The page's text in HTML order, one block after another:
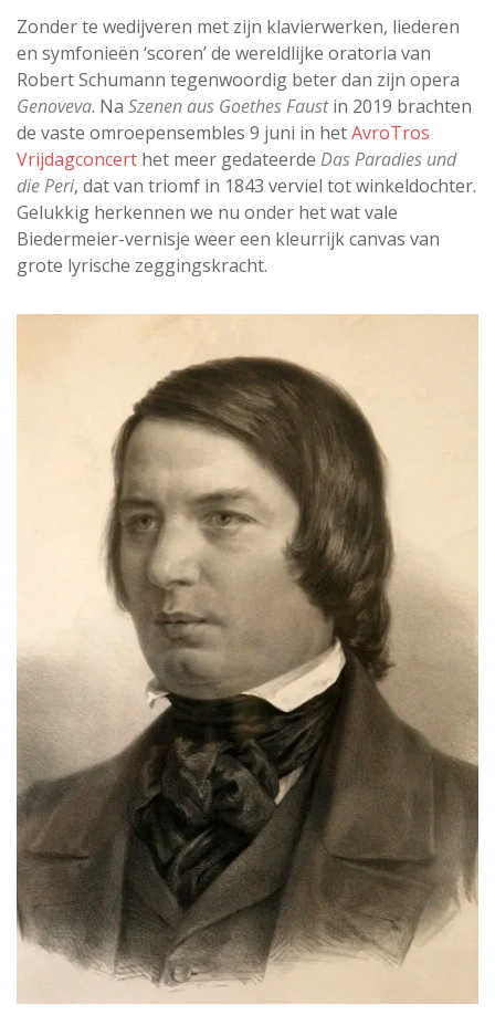
Zonder te wedijveren met zijn klavierwerken, liederen
en symfonieën ‘scoren’ de wereldlijke oratoria van
Robert Schumann tegenwoordig beter dan zijn opera
Genoveva. Na Szenen aus Goethes Faustin 2019 brachten
de vaste omroepensembles 9 juni in hetAvroTros
Vrijdagconcert het meer gedateerde Das Paradies und
die Peri, dat van triomf in 1843 verviel tot winkeldochter.
Gelukkig herkennen we nu onder het wat vale
Biedermeier-vernisje weer een kleurrijk canvas van
grote lyrische zeggingskracht.